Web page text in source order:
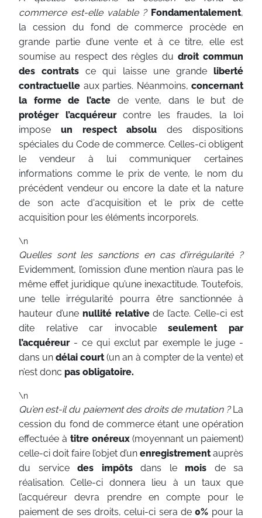
commerce est-elle valable ? Fondamentalement,
la cession du fond de commerce procède en
grande partie d’une vente et à ce titre, elle est
soumise au respect des règles dudroit commun
des contratsce qui laisse une grandeliberté
contractuelle aux parties. Néanmoins, concernant
la forme de l’acte de vente, dans le but de
protéger l’acquéreurcontre les fraudes, la loi
impose un respect absolu des dispositions
spéciales du Code de commerce. Celles-ci obligent
le vendeur à lui communiquer certaines
informations comme le prix de vente, le nom du
précédent vendeur ou encore la date et la nature
de son acte d'acquisition et le prix de cette
acquisition pour les éléments incorporels.
\n
Quelles sont les sanctions en cas d’irrégularité ?
Evidemment, l’omission d’une mention n’aura pas le
même effet juridique qu’une inexactitude. Toutefois,
une telle irrégularité pourra être sanctionnée à
hauteur d’unenullité relativede l’acte. Celle-ci est
dite relative car invocableseulement par
l’acquéreur - ce qui exclut par exemple le juge -
dans undélai court(un an à compter de la vente) et
n’est donc pas obligatoire.
\n
Qu’en est-il du paiement des droits de mutation ?La
cession du fond de commerce étant une opération
effectuée à titre onéreux(moyennant un paiement)
celle-ci doit faire l’objet d’un enregistrementauprès
du servicedes impôtsdans le mois de sa
réalisation. Celle-ci donnera lieu à un taux que
l’acquéreur devra prendre en compte pour le
paiement de ses droits, celui-ci sera de0% pour la